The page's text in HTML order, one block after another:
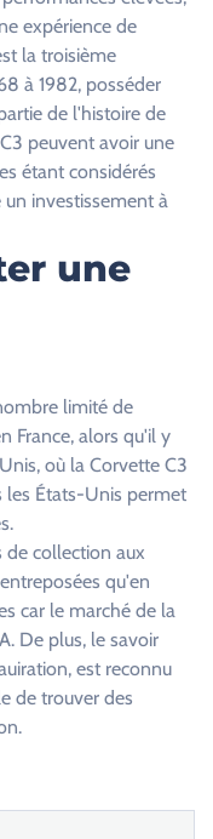
expérience de
la troisième
à 1982, posséder
de l'histoire de
peuvent avoir une
étant considérés
investissement à
une
limité de
France, alors qu'il y
où la Corvette C3
les États-Unis permet
de collection aux
qu'en
car le marché de la
De plus, le savoir
est reconnu
de trouver des